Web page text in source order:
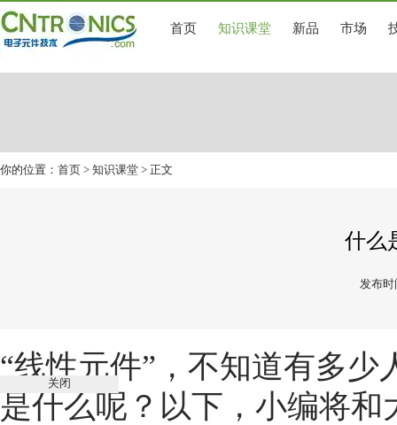
首页 知识课堂 新品 市场
你的位置： 首页 > 知识课堂 > 正文
什么
发布时
“线性元件”，不知道有多
是什么呢？以下，小编将
关闭